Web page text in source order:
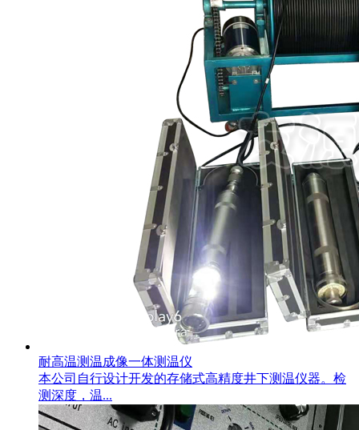
耐高温测温成像一体测温仪
本公司自行设计开发的存储式高精度井下测温仪器。检
测深度，温...